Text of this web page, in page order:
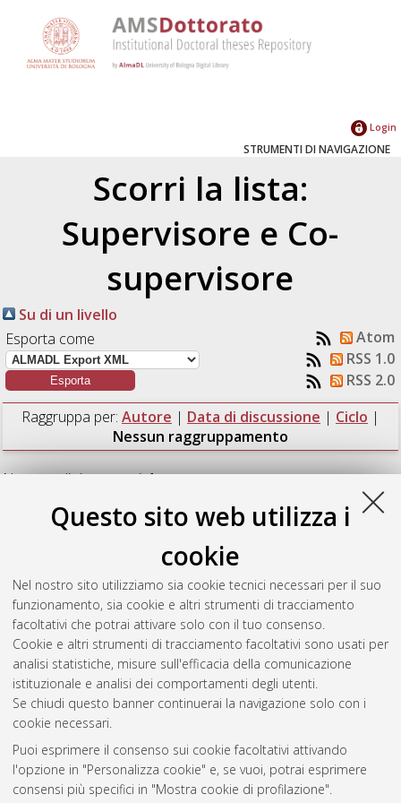
Questo sito web utilizza i
cookie
Nel nostro sito utilizziamo sia cookie tecnici necessari per il suo
funzionamento, sia cookie e altri strumenti di tracciamento
facoltativi che potrai attivare solo con il tuo consenso.
Cookie e altri strumenti di tracciamento facoltativi sono usati per
analisi statistiche, misure sull'efficacia della comunicazione
istituzionale e analisi dei comportamenti degli utenti.
Se chiudi questo banner continuerai la navigazione solo con i
cookie necessari.
Puoi esprimere il consenso sui cookie facoltativi attivando
l'opzione in "Personalizza cookie" e, se vuoi, potrai esprimere
consensi più specifici in "Mostra cookie di profilazione".
Login
STRUMENTI DI NAVIGAZIONE
Scorri la lista:
Supervisore e Co-
supervisore
Su di un livello
Esporta come
Atom
RSS 1.0
RSS 2.0
Raggruppa per: Autore | Data di discussione | Ciclo |
Nessun raggruppamento
Numero di documenti:1.
Zabatta, Riccardo(2023)Numerical and physical modelling
of axially loaded piles for offshore wind turbines, [Dissertation
thesis], Alma Mater Studiorum Università di Bologna.
Ingegneria civile, chimica, ambientale e
dei materiali, 35 Ciclo. DOI
10.48676/unibo/amsdottorato/11012.
Questa lista e' stata generata ilSat Aug 8 20:44:38 2026
Atom
Rss 1.0
Rss 2.0